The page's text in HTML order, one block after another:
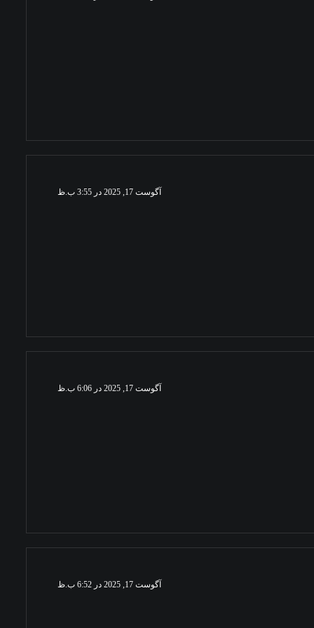
آگوست 17, 2025 در 3:55 ب.ظ
آگوست 17, 2025 در 6:06 ب.ظ
آگوست 17, 2025 در 6:52 ب.ظ